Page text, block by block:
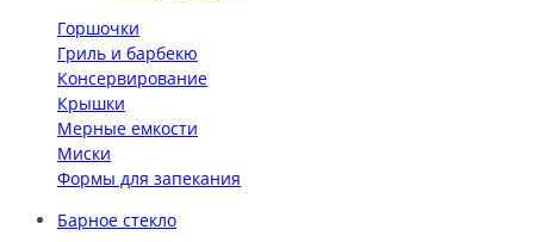
Горшочки
Гриль и барбекю
Консервирование
Крышки
Мерные емкости
Миски
Формы для запекания
Барное стекло